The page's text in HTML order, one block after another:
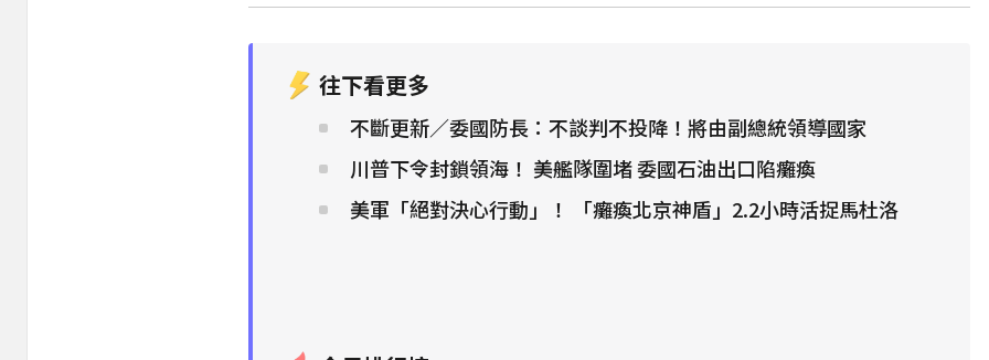
往下看更多
不斷更新／委國防長：不談判不投降！將由副總統領導國家
川普下令封鎖領海！ 美艦隊圍堵 委國石油出口陷癱瘓
美軍「絕對決心行動」！ 「癱瘓北京神盾」2.2小時活捉馬杜洛